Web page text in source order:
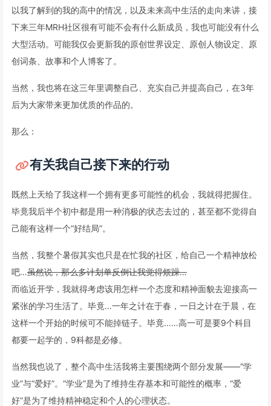
以我了解到的我的高中的情况，以及未来高中生活的走向来讲，接
下来三年MRH社区很有可能不会有什么新成员，我也可能没有什么
大型活动。可能我仅会更新我的原创世界设定、原创人物设定、原
创词条、故事和个人博客了。
当然，我也将在这三年里调整自己、充实自己并提高自己，在3年
后为大家带来更加优质的作品的。
那么：
有关我自己接下来的行动
既然上天给了我这样一个拥有更多可能性的机会，我就得把握住。
毕竟我后半个初中都是用一种消极的状态去过的，甚至都不觉得自
己能有这样一个“好结局”。
当然，我整个暑假其实也只是在忙我的社区，给自己一个精神放松
吧…虽然说，那么多计划单反倒让我觉得烦躁…
而临近开学，我就得考虑该用怎样一个态度和精神面貌去迎接高一
紧张的学习生活了。毕竟…一年之计在于春，一日之计在于晨，在
这样一个开始的时候可不能掉链子。毕竟……高一可是要9个科目
都要一起学的，9科都是必修。
当然我也说了，整个高中生活我将主要围绕两个部分发展——“学
业”与“爱好”。“学业”是为了维持生存基本和可能性的概率，“爱
好”是为了维持精神稳定和个人的心理状态。